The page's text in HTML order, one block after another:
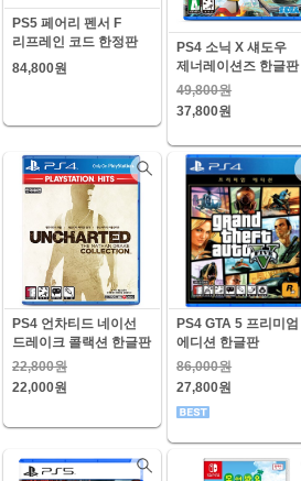
PS5 페어리 펜서 F
리프레인 코드 한정판
84,800원
PS4 소닉 X 섀도우
제너레이션즈 한글판
49,800원
37,800원
PS4 언차티드 네이선
드레이크 콜랙션 한글판
22,800원
22,000원
PS4 GTA 5 프리미엄
에디션 한글판
86,000원
27,800원